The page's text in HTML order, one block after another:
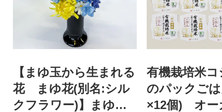
【まゆ玉から生まれる
花 まゆ花(別名:シル
クフラワー)】まゆ花
有機栽培米
のパックご
×12個) オー